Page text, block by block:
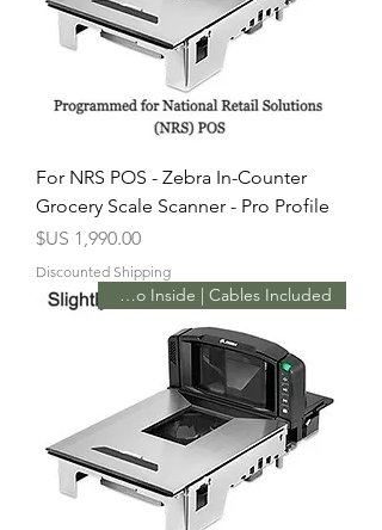
For NRS POS - Zebra In-Counter
Grocery Scale Scanner - Pro Profile
السعر
Discounted Shipping
Promo Inside | Cables Included